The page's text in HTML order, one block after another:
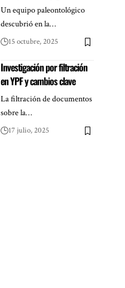
Un equipo paleontológico
descubrió en la…
15 octubre, 2025
Investigación por filtración
en YPF y cambios clave
La filtración de documentos
sobre la…
17 julio, 2025